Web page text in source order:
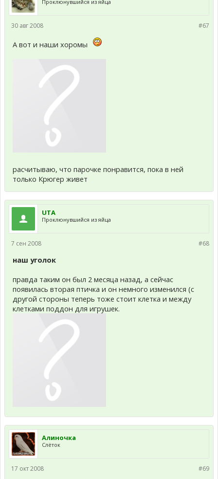
Проклюнувшийся из яйца
#67
30 авг 2008
А вот и наши хоромы
расчитываю, что парочке понравится, пока в ней
только Крюгер живет
UTA
Проклюнувшийся из яйца
#68
7 сен 2008
наш уголок
правда таким он был 2 месяца назад, а сейчас
появилась вторая птичка и он немного изменился (с
другой стороны теперь тоже стоит клетка и между
клетками поддон для игрушек.
Алиночка
Слёток
#69
17 окт 2008